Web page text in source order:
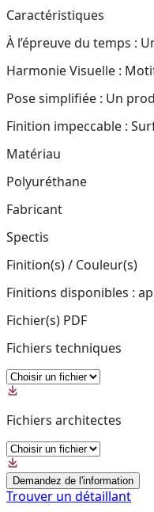
Caractéristiques
À l’épreuve du temps :
Harmonie Visuelle :
Pose simplifiée : Un
Finition impeccable :
Matériau
Polyuréthane
Fabricant
Spectis
Finition(s) / Couleur(s)
Finitions disponibles :
Fichier(s) PDF
Fichiers techniques
Fichiers architectes
Demandez de l'information
Trouver un détaillant